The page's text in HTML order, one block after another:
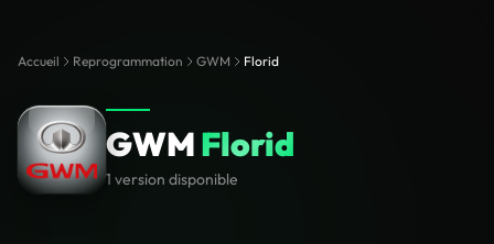
Accueil Reprogrammation GWM Florid
GWMFlorid
1 version disponible